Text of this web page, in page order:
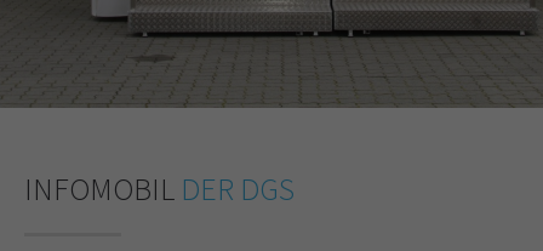
INFOMOBIL DER DGS